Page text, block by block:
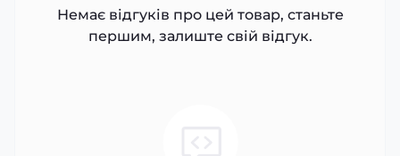
Немає відгуків про цей товар, станьте
першим, залиште свій відгук.